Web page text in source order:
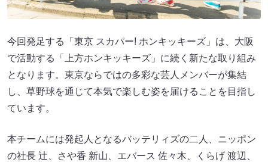
今回発足する「東京 スカパー! ホンキッキーズ」は、大阪
で活動する「上方ホンキッキーズ」に続く新たな取り組み
となります。東京ならではの多彩な芸人メンバーが集結
し、草野球を通じて本気で楽しむ姿を届けることを目指し
ています。
本チームには発起人となるバッテリィズの二人、ニッポン
の社長 辻、さや香 新山、エバース 佐々木、くらげ 渡辺、